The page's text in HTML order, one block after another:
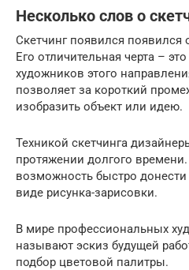
Несколько слов о
Скетчинг появился появился
Его отличительная черта –
художников этого
позволяет за короткий
изобразить объект или идею.
Техникой скетчинга
протяжении долгого
возможность быстро
виде рисунка-зарисовки.
В мире профессиональных
называют эскиз будущей
подбор цветовой палитры.